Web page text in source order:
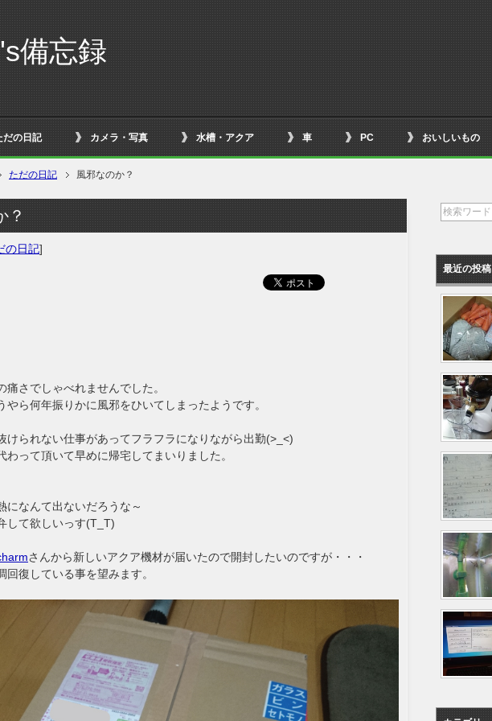
備忘録
だの日記 カメラ・写真 水槽・アクア 車 PC おいしいもの
ただの日記 風邪なのか？
？
の日記]
痛さでしゃべれませんでした。
やら何年振りかに風邪をひいてしまったようです。
けられない仕事があってフラフラになりながら出勤(>_<)
わって頂いて早めに帰宅してまいりました。
になんて出ないだろうな～
して欲しいっす(T_T)
さんから新しいアクア機材が届いたので開封したいのですが・・・
回復している事を望みます。
最近の投稿